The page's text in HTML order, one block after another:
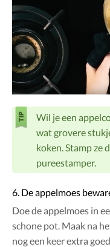
Wil je een
wat grovere
koken. Stamp ze
pureestamper.
6. De appelmoes
Doe de appelmoes in
schone pot. Maak na
nog een keer extra